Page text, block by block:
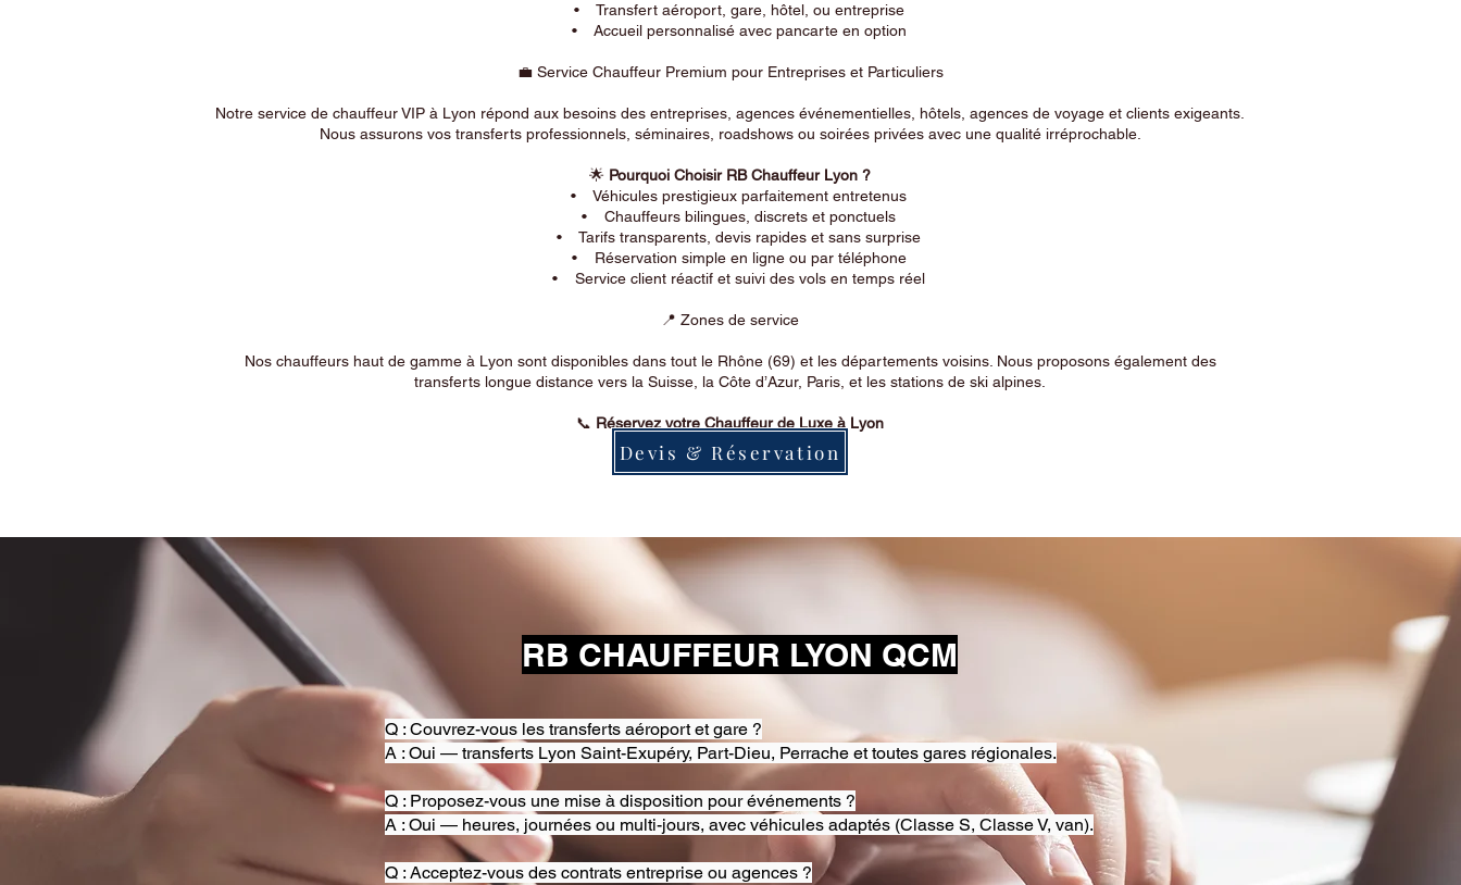
• Transfert aéroport, gare, hôtel, ou entreprise
• Accueil personnalisé avec pancarte en option
💼 Service Chauffeur Premium pour Entreprises et Particuliers
Notre service de chauffeur VIP à Lyon répond aux besoins des entreprises, agences événementielles, hôtels, agences de voyage et clients exigeants.
Nous assurons vos transferts professionnels, séminaires, roadshows ou soirées privées avec une qualité irréprochable.
🌟 Pourquoi Choisir RB Chauffeur Lyon ?
• Véhicules prestigieux parfaitement entretenus
• Chauffeurs bilingues, discrets et ponctuels
• Tarifs transparents, devis rapides et sans surprise
• Réservation simple en ligne ou par téléphone
• Service client réactif et suivi des vols en temps réel
📍 Zones de service
Nos chauffeurs haut de gamme à Lyon sont disponibles dans tout le Rhône (69) et les départements voisins. Nous proposons également des
transferts longue distance vers la Suisse, la Côte d’Azur, Paris, et les stations de ski alpines.
📞 Réservez votre Chauffeur de Luxe à Lyon
Devis & Réservation
RB CHAUFFEUR LYON QCM
Q : Couvrez-vous les transferts aéroport et gare ?
A : Oui — transferts Lyon Saint-Exupéry, Part-Dieu, Perrache et toutes gares régionales.
Q : Proposez-vous une mise à disposition pour événements ?
A : Oui — heures, journées ou multi-jours, avec véhicules adaptés (Classe S, Classe V, van).
Q : Acceptez-vous des contrats entreprise ou agences ?